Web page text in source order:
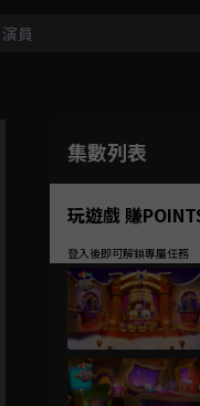
集數列表
玩遊戲 賺